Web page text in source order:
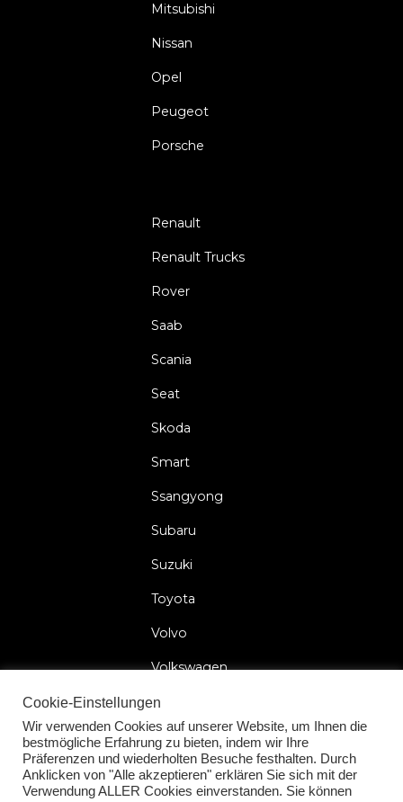
Mitsubishi
Nissan
Opel
Peugeot
Porsche
Renault
Renault Trucks
Rover
Saab
Scania
Seat
Skoda
Smart
Ssangyong
Subaru
Suzuki
Toyota
Volvo
Volkswagen
2026 © Car Lock Systems
Cookie-Einstellungen
Wir verwenden Cookies auf unserer Website, um Ihnen die
bestmögliche Erfahrung zu bieten, indem wir Ihre
Präferenzen und wiederholten Besuche festhalten. Durch
Anklicken von "Alle akzeptieren" erklären Sie sich mit der
Verwendung ALLER Cookies einverstanden. Sie können